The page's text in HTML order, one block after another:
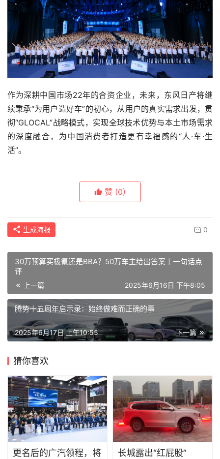
作为深耕中国市场22年的合资企业，未来，东风日产将继
续秉承“为用户造好车”的初心，从用户的真实需求出发，贯
彻“GLOCAL”战略模式，实现全球技术优势与本土市场需求
的深度融合，为中国消费者打造更有幸福感的“人·车·生
活”。
赞 (0)
生成海报 0
30万预算买极氪还是BBA？50万车主给出答案丨一句话点
评
上一篇 2025年6月16日 下午8:05
腾势十五周年启示录：始终做难而正确的事
下一篇
2025年6月17日 上午10:55
猜你喜欢
更名后的广汽领程，将
长城露出“红屁股”